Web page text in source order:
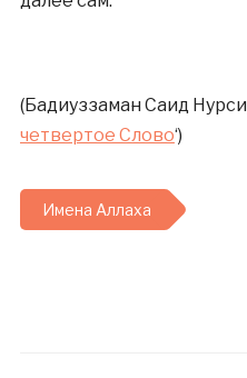
(Бадиуззаман Саид Нурси,
четвертое Слово‘)
Имена Аллаха